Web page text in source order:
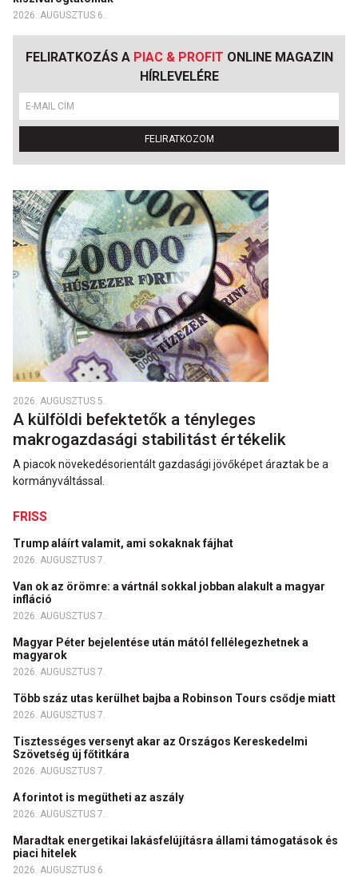
2026. AUGUSZTUS 6.
FELIRATKOZÁS A PIAC & PROFIT ONLINE MAGAZIN
HÍRLEVELÉRE
FELIRATKOZOM
2026. AUGUSZTUS 5.
A külföldi befektetők a tényleges
makrogazdasági stabilitást értékelik
A piacok növekedésorientált gazdasági jövőképet áraztak be a
kormányváltással.
FRISS
Trump aláírt valamit, ami sokaknak fájhat
2026. AUGUSZTUS 7.
Van ok az örömre: a vártnál sokkal jobban alakult a magyar
infláció
2026. AUGUSZTUS 7.
Magyar Péter bejelentése után mától fellélegezhetnek a
magyarok
2026. AUGUSZTUS 7.
Több száz utas kerülhet bajba a Robinson Tours csődje miatt
2026. AUGUSZTUS 7.
Tisztességes versenyt akar az Országos Kereskedelmi
Szövetség új főtitkára
2026. AUGUSZTUS 7.
A forintot is megütheti az aszály
2026. AUGUSZTUS 7.
Maradtak energetikai lakásfelújításra állami támogatások és
piaci hitelek
2026. AUGUSZTUS 6.